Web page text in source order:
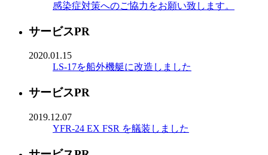
感染症対策へのご協力をお願い致します。
サービスPR
2020.01.15
LS-17を船外機艇に改造しました
サービスPR
2019.12.07
YFR-24 EX FSR を艤装しました